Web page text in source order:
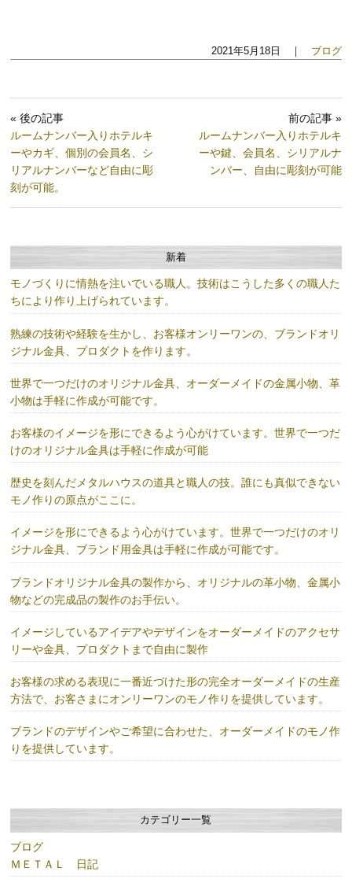
2021年5月18日 ｜ ブログ
« 後の記事
ルームナンバー入りホテルキ
ーやカギ、個別の会員名、シ
リアルナンバーなど自由に彫
刻が可能。
前の記事 »
ルームナンバー入りホテルキ
ーや鍵、会員名、シリアルナ
ンバー、自由に彫刻が可能
新着
モノづくりに情熱を注いでいる職人。技術はこうした多くの職人た
ちにより作り上げられています。
熟練の技術や経験を生かし、お客様オンリーワンの、ブランドオリ
ジナル金具、プロダクトを作ります。
世界で一つだけのオリジナル金具、オーダーメイドの金属小物、革
小物は手軽に作成が可能です。
お客様のイメージを形にできるよう心がけています。世界で一つだ
けのオリジナル金具は手軽に作成が可能
歴史を刻んだメタルハウスの道具と職人の技。誰にも真似できない
モノ作りの原点がここに。
イメージを形にできるよう心がけています。世界で一つだけのオリ
ジナル金具、ブランド用金具は手軽に作成が可能です。
ブランドオリジナル金具の製作から、オリジナルの革小物、金属小
物などの完成品の製作のお手伝い。
イメージしているアイデアやデザインをオーダーメイドのアクセサ
リーや金具、プロダクトまで自由に製作
お客様の求める表現に一番近づけた形の完全オーダーメイドの生産
方法で、お客さまにオンリーワンのモノ作りを提供しています。
ブランドのデザインやご希望に合わせた、オーダーメイドのモノ作
りを提供しています。
カテゴリー一覧
ブログ
ＭＥＴＡＬ 日記